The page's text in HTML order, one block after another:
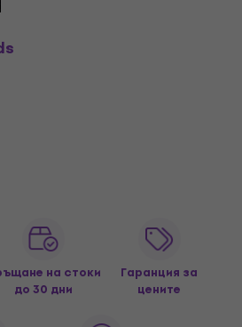
на стоки
до 30 дни
Гаранция за
цените